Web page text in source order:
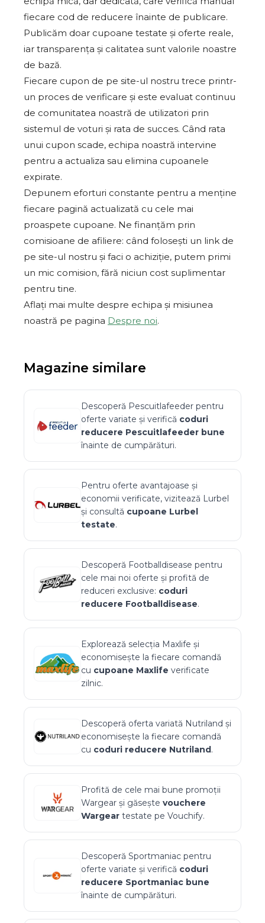
fiecare cod de reducere înainte de publicare.
Publicăm doar cupoane testate și oferte reale,
iar transparența și calitatea sunt valorile noastre
de bază.
Fiecare cupon de pe site-ul nostru trece printr-
un proces de verificare și este evaluat continuu
de comunitatea noastră de utilizatori prin
sistemul de voturi și rata de succes. Când rata
unui cupon scade, echipa noastră intervine
pentru a actualiza sau elimina cupoanele
expirate.
Depunem eforturi constante pentru a menține
fiecare pagină actualizată cu cele mai
proaspete cupoane. Ne finanțăm prin
comisioane de afiliere: când folosești un link de
pe site-ul nostru și faci o achiziție, putem primi
un mic comision, fără niciun cost suplimentar
pentru tine.
Aflați mai multe despre echipa și misiunea
noastră pe pagina Despre noi.
Magazine similare
Descoperă Pescuitlafeeder pentru
oferte variate și verifică coduri
reducere Pescuitlafeeder bune
înainte de cumpărături.
Pentru oferte avantajoase și
economii verificate, vizitează Lurbel
și consultă cupoane Lurbel
testate.
Descoperă Footballdisease pentru
cele mai noi oferte și profită de
reduceri exclusive: coduri
reducere Footballdisease.
Explorează selecția Maxlife și
economisește la fiecare comandă
cu cupoane Maxlife verificate
zilnic.
Descoperă oferta variată Nutriland și
economisește la fiecare comandă
cu coduri reducere Nutriland.
Profită de cele mai bune promoții
Wargear și găsește vouchere
Wargear testate pe Vouchify.
Descoperă Sportmaniac pentru
oferte variate și verifică coduri
reducere Sportmaniac bune
înainte de cumpărături.